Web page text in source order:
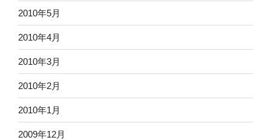
2010年5月
2010年4月
2010年3月
2010年2月
2010年1月
2009年12月